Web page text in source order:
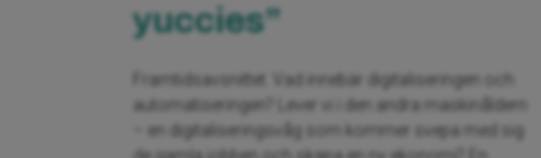
yuccies”
Framtidsavsnittet. Vad innebär digitaliseringen och
automatiseringen? Lever vi i den andra maskinåldern
– en digitaliseringsvåg som kommer svepa med sig